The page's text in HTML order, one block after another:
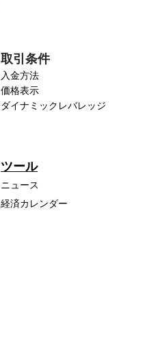
取引条件
入金方法
価格表示
ダイナミックレバレッジ
ツール
ニュース
経済カレンダー